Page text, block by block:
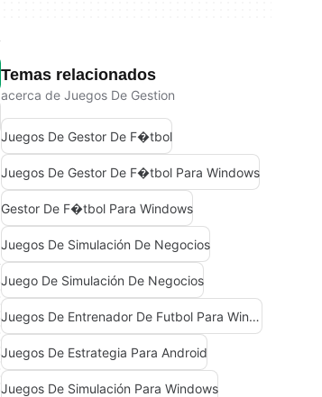
Temas relacionados
acerca de Juegos De Gestion
Juegos De Gestor De F�tbol
Juegos De Gestor De F�tbol Para Windows
Gestor De F�tbol Para Windows
Juegos De Simulación De Negocios
Juego De Simulación De Negocios
Juegos De Entrenador De Futbol Para Windows
Juegos De Estrategia Para Android
Juegos De Simulación Para Windows